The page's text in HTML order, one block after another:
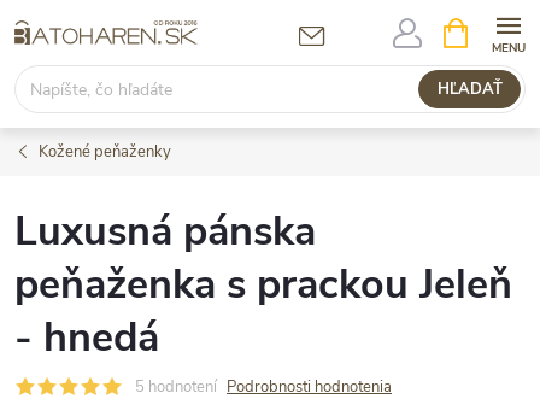
na
obsah
HĽADAŤ
KOŠÍK
Kožené peňaženky
Luxusná pánska
peňaženka s prackou Jeleň
- hnedá
5 hodnotení Podrobnosti hodnotenia